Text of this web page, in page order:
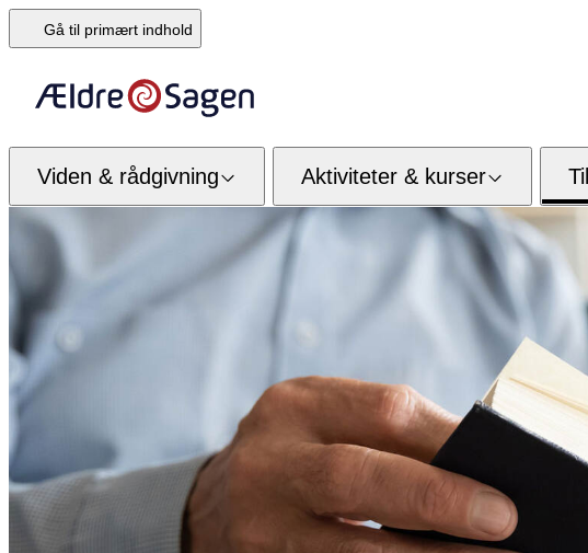
Gå til primært indhold
Viden & rådgivning Aktiviteter & kurser